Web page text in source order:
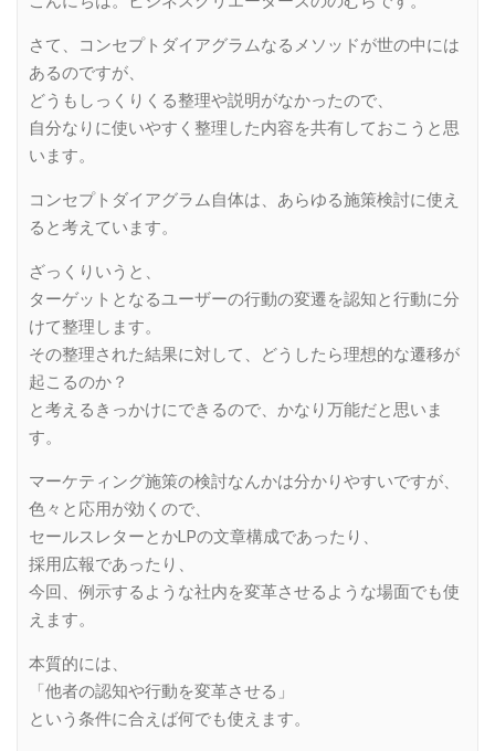
さて、コンセプトダイアグラムなるメソッドが世の中には
あるのですが、
どうもしっくりくる整理や説明がなかったので、
自分なりに使いやすく整理した内容を共有しておこうと思
います。
コンセプトダイアグラム自体は、あらゆる施策検討に使え
ると考えています。
ざっくりいうと、
ターゲットとなるユーザーの行動の変遷を認知と行動に分
けて整理します。
その整理された結果に対して、どうしたら理想的な遷移が
起こるのか？
と考えるきっかけにできるので、かなり万能だと思いま
す。
マーケティング施策の検討なんかは分かりやすいですが、
色々と応用が効くので、
セールスレターとかLPの文章構成であったり、
採用広報であったり、
今回、例示するような社内を変革させるような場面でも使
えます。
本質的には、
「他者の認知や行動を変革させる」
という条件に合えば何でも使えます。